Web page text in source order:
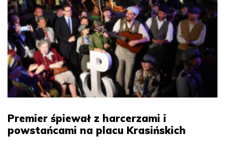
Premier śpiewał z harcerzami i
powstańcami na placu Krasińskich